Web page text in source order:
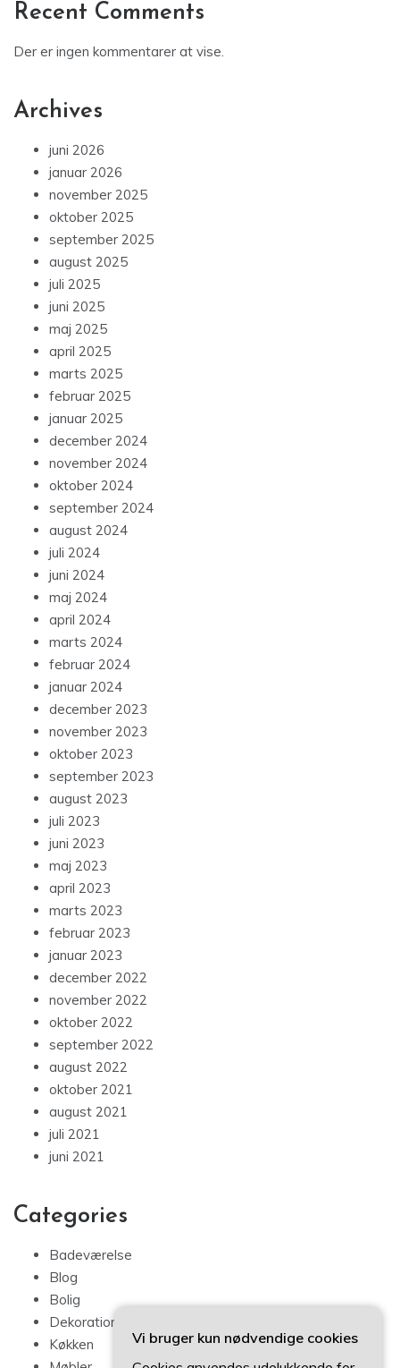
Recent Comments
Der er ingen kommentarer at vise.
Archives
juni 2026
januar 2026
november 2025
oktober 2025
september 2025
august 2025
juli 2025
juni 2025
maj 2025
april 2025
marts 2025
februar 2025
januar 2025
december 2024
november 2024
oktober 2024
september 2024
august 2024
juli 2024
juni 2024
maj 2024
april 2024
marts 2024
februar 2024
januar 2024
december 2023
november 2023
oktober 2023
september 2023
august 2023
juli 2023
juni 2023
maj 2023
april 2023
marts 2023
februar 2023
januar 2023
december 2022
november 2022
oktober 2022
september 2022
august 2022
oktober 2021
august 2021
juli 2021
juni 2021
Categories
Badeværelse
Blog
Bolig
Dekoration
Køkken
Vi bruger kun nødvendige cookies